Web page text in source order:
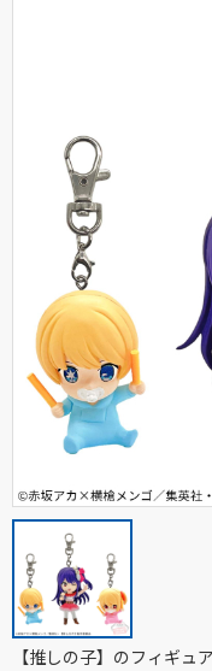
【推しの子】のフィギュ